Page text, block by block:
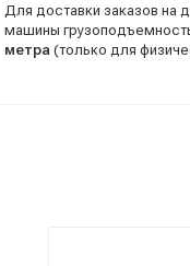
Для доставки заказов на
машины
метра (только для